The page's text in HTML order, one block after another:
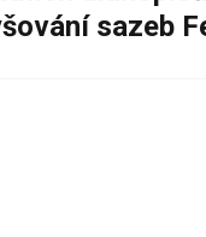
sazeb